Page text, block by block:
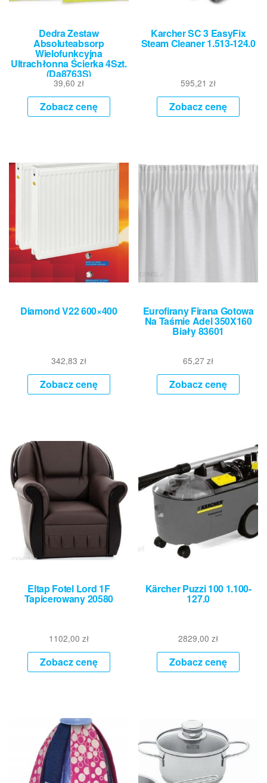
Dedra Zestaw
Absoluteabsorp
Wielofunkcyjna
Ultrachłonna Ścierka 4Szt.
(Da8763S)
39,60 zł
Zobacz cenę
Karcher SC 3 EasyFix
Steam Cleaner 1.513-124.0
595,21zł
Zobacz cenę
Diamond V22 600×400
342,83 zł
Zobacz cenę
Eurofirany Firana Gotowa
Na Taśmie Adel 350X160
Biały 83601
65,27zł
Zobacz cenę
Eltap Fotel Lord 1F
Tapicerowany 20580
1102,00 zł
Zobacz cenę
Kärcher Puzzi 100 1.100-
127.0
2829,00zł
Zobacz cenę